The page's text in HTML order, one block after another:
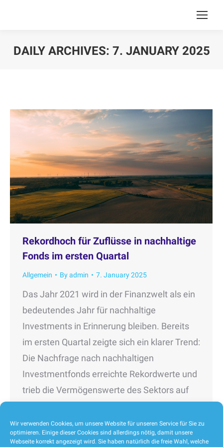
Wir verwenden Cookies, um unsere Website für unseren Service für Sie zu
optimieren. Einige dieser Cookies sind allerdings nötig, damit unsere
Webseite korrekt angezeigt wird. Sie haben natürlich die freie Wahl, welche
DAILY ARCHIVES: 7. JANUARY 2025
Rekordhoch für Zuflüsse in nachhaltige
Fonds im ersten Quartal
Allgemein Byadmin 7. January 2025
Das Jahr 2021 wird in der Finanzwelt als ein
bedeutendes Jahr für nachhaltige
Investments in Erinnerung bleiben. Bereits
im ersten Quartal zeigte sich ein klarer Trend:
Die Nachfrage nach nachhaltigen
Investmentfonds erreichte Rekordwerte und
trieb die Vermögenswerte des Sektors auf
Branchenverfolgers Morningstar
verdeutlichten diese Entwicklung